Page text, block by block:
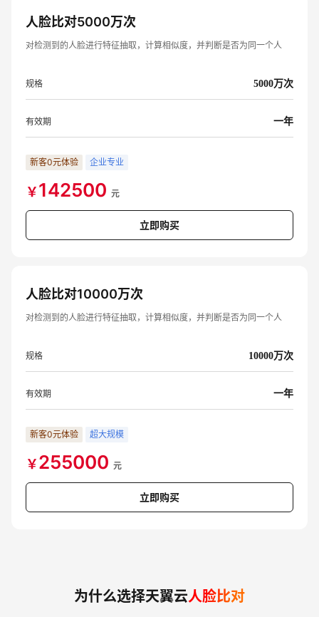
人脸比对5000万次
对检测到的人脸进行特征抽取，计算相似度，并判断是否为同一个人
规格 5000万次
有效期 一年
新客0元体验 企业专业
￥142500 元
立即购买
人脸比对10000万次
对检测到的人脸进行特征抽取，计算相似度，并判断是否为同一个人
规格 10000万次
有效期 一年
新客0元体验 超大规模
￥255000 元
立即购买
为什么选择天翼云人脸比对